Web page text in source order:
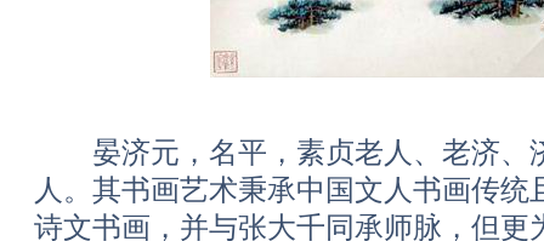
晏济元，名平，素贞老人、老济、
人。其书画艺术秉承中国文人书画传
诗文书画，并与张大千同承师脉，但更